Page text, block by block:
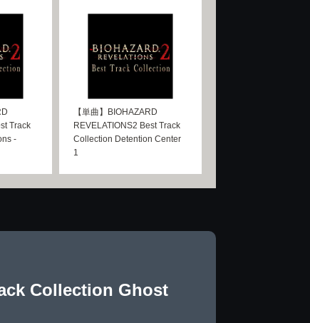
Track
-
【単曲】BIOHAZARD
REVELATIONS2 Best Track
Collection Detention Center
1
Collection Ghost